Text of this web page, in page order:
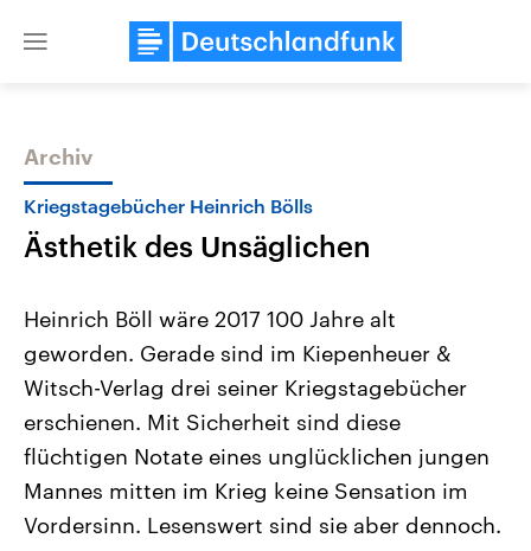
Close
Themen
Landtagswahl Sachsen-Anhalt
2026
Alle Informationen
Sachsen-Anhalt wählt am 6.
September 2026 einen neuen
Bundesland von einer Koalition aus
USA
Aktuelle Beiträge,
Hintergründe
Wirtschaftlich und
gehören die Vereinigten
mit großem Einfluss auf
Archiv
Kriegstagebücher Heinrich Bölls
Ästhetik des Unsäglichen
Heinrich Böll wäre 2017 100 Jahre alt
geworden. Gerade sind im Kiepenheuer &
Witsch-Verlag drei seiner Kriegstagebücher
erschienen. Mit Sicherheit sind diese
flüchtigen Notate eines unglücklichen jungen
Mannes mitten im Krieg keine Sensation im
Vordersinn. Lesenswert sind sie aber dennoch.